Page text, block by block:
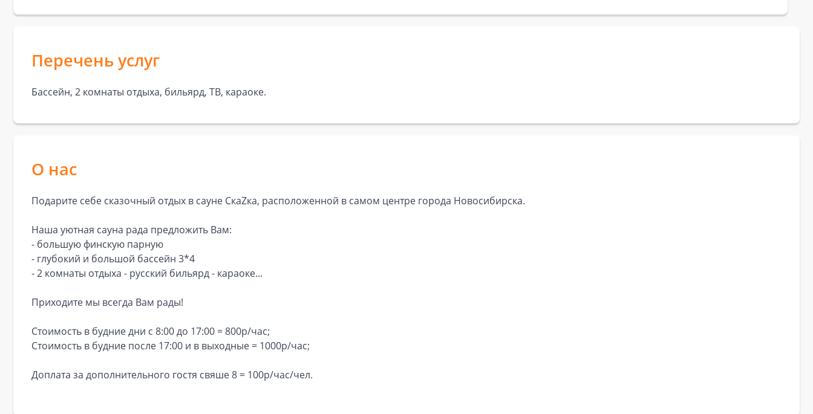
Перечень услуг
Бассейн, 2 комнаты отдыха, бильярд, ТВ, караоке.
О нас
Подарите себе сказочный отдых в сауне СкаZка, расположенной в самом центре города Новосибирска.
Наша уютная сауна рада предложить Вам:
- большую финскую парную
- глубокий и большой бассейн 3*4
- 2 комнаты отдыха - русский бильярд - караоке...
Приходите мы всегда Вам рады!
Стоимость в будние дни с 8:00 до 17:00 = 800р/час;
Стоимость в будние после 17:00 и в выходные = 1000р/час;
Доплата за дополнительного гостя свяше 8 = 100р/час/чел.